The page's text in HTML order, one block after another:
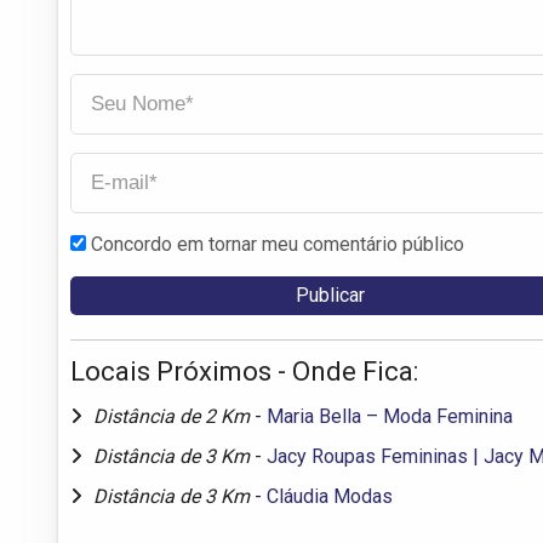
Concordo em tornar meu comentário público
Locais Próximos - Onde Fica:
Distância de 2 Km - Maria Bella – Moda Feminina
Distância de 3 Km - Jacy Roupas Femininas | Jacy
Distância de 3 Km - Cláudia Modas